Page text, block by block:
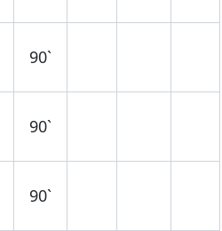
90`
90`
90`